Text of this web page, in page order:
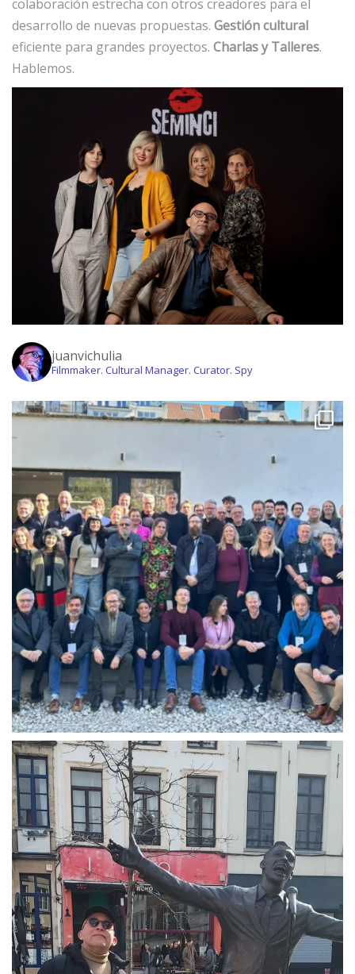
colaboración estrecha con otros creadores para el
desarrollo de nuevas propuestas. Gestión cultural
eficiente para grandes proyectos. Charlas y Talleres.
Hablemos.
juanvichulia
Filmmaker. Cultural Manager. Curator. Spy